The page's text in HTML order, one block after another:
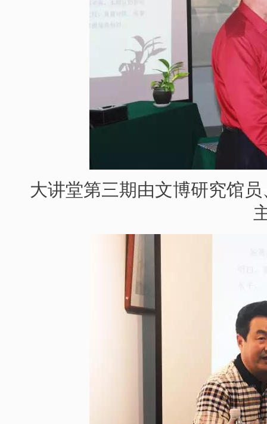
大讲堂第三期由文博研究馆